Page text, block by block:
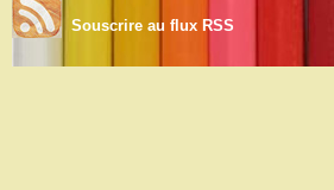
Souscrire au flux RSS